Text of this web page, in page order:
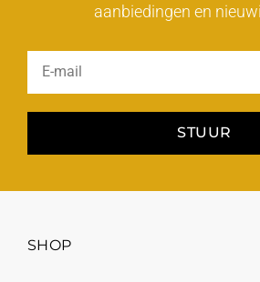
aanbiedingen en
STUUR
SHOP